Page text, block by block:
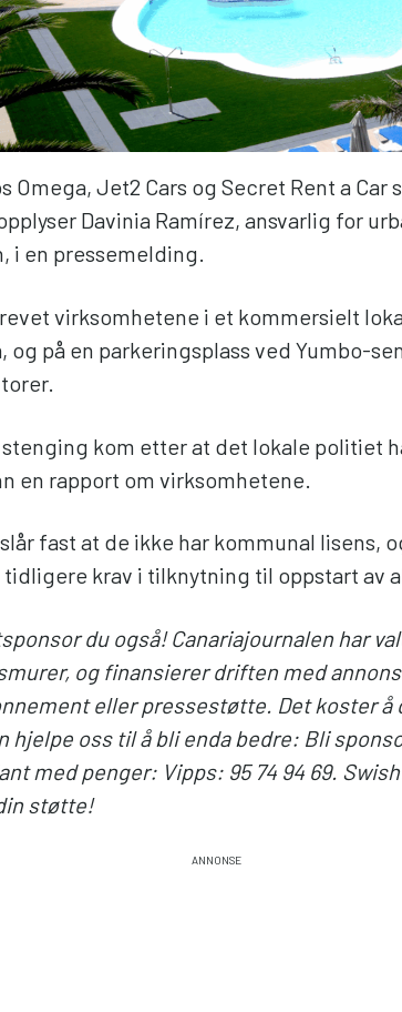
Omega, Jet2 Cars og Secret Rent a Car
Davinia Ramírez, ansvarlig for
i en pressemelding.
virksomhetene i et kommersielt
og på en parkeringsplass ved Yumbo-
stenging kom etter at det lokale politiet
en rapport om virksomhetene.
fast at de ikke har kommunal lisens,
tidligere krav i tilknytning til oppstart av
du også! Canariajournalen har
og finansierer driften med
eller pressestøtte. Det koster
hjelpe oss til å bli enda bedre: Bli
med penger: Vipps: 95 74 94 69.
støtte!